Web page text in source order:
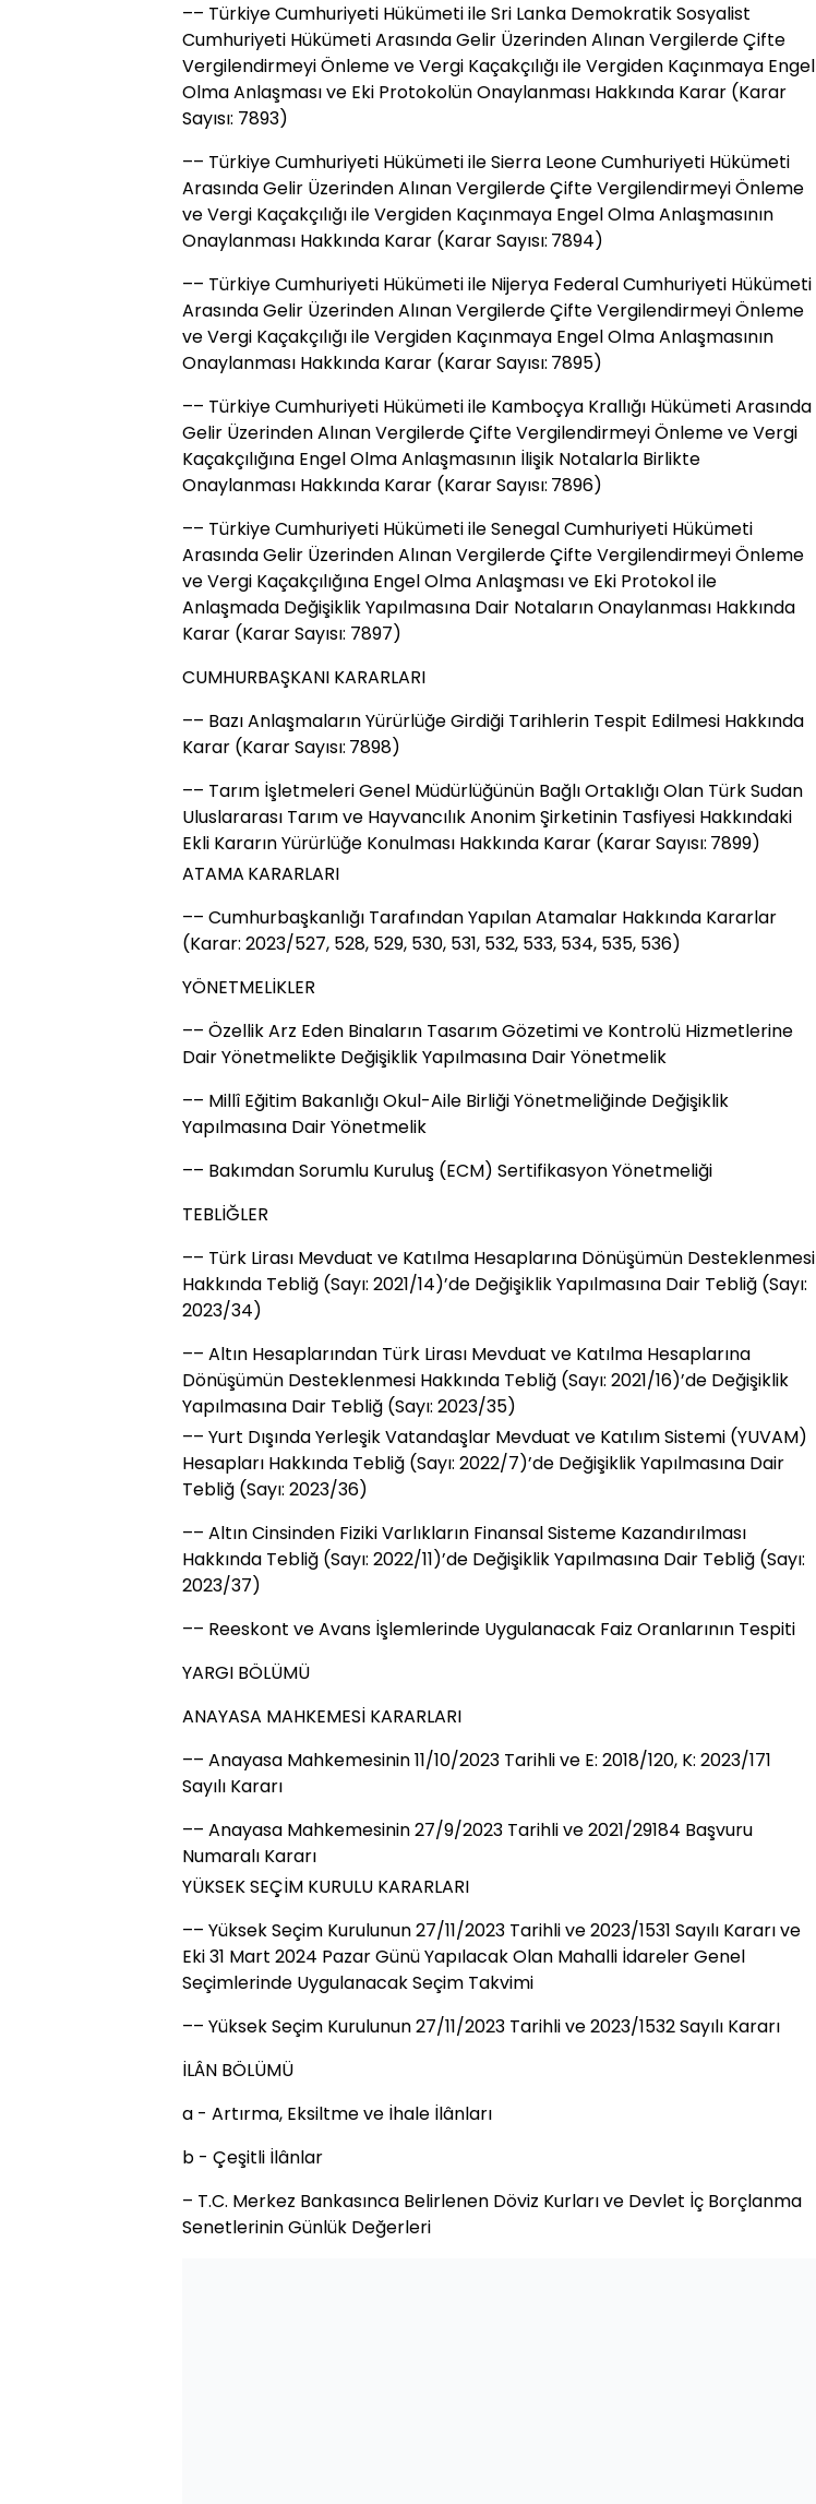
–– Türkiye Cumhuriyeti Hükümeti ile Sri Lanka Demokratik Sosyalist
Cumhuriyeti Hükümeti Arasında Gelir Üzerinden Alınan Vergilerde Çifte
Vergilendirmeyi Önleme ve Vergi Kaçakçılığı ile Vergiden Kaçınmaya Engel
Olma Anlaşması ve Eki Protokolün Onaylanması Hakkında Karar (Karar
Sayısı: 7893)
–– Türkiye Cumhuriyeti Hükümeti ile Sierra Leone Cumhuriyeti Hükümeti
Arasında Gelir Üzerinden Alınan Vergilerde Çifte Vergilendirmeyi Önleme
ve Vergi Kaçakçılığı ile Vergiden Kaçınmaya Engel Olma Anlaşmasının
Onaylanması Hakkında Karar (Karar Sayısı: 7894)
–– Türkiye Cumhuriyeti Hükümeti ile Nijerya Federal Cumhuriyeti Hükümeti
Arasında Gelir Üzerinden Alınan Vergilerde Çifte Vergilendirmeyi Önleme
ve Vergi Kaçakçılığı ile Vergiden Kaçınmaya Engel Olma Anlaşmasının
Onaylanması Hakkında Karar (Karar Sayısı: 7895)
–– Türkiye Cumhuriyeti Hükümeti ile Kamboçya Krallığı Hükümeti Arasında
Gelir Üzerinden Alınan Vergilerde Çifte Vergilendirmeyi Önleme ve Vergi
Kaçakçılığına Engel Olma Anlaşmasının İlişik Notalarla Birlikte
Onaylanması Hakkında Karar (Karar Sayısı: 7896)
–– Türkiye Cumhuriyeti Hükümeti ile Senegal Cumhuriyeti Hükümeti
Arasında Gelir Üzerinden Alınan Vergilerde Çifte Vergilendirmeyi Önleme
ve Vergi Kaçakçılığına Engel Olma Anlaşması ve Eki Protokol ile
Anlaşmada Değişiklik Yapılmasına Dair Notaların Onaylanması Hakkında
Karar (Karar Sayısı: 7897)
CUMHURBAŞKANI KARARLARI
–– Bazı Anlaşmaların Yürürlüğe Girdiği Tarihlerin Tespit Edilmesi Hakkında
Karar (Karar Sayısı: 7898)
–– Tarım İşletmeleri Genel Müdürlüğünün Bağlı Ortaklığı Olan Türk Sudan
Uluslararası Tarım ve Hayvancılık Anonim Şirketinin Tasfiyesi Hakkındaki
Ekli Kararın Yürürlüğe Konulması Hakkında Karar (Karar Sayısı: 7899)
ATAMA KARARLARI
–– Cumhurbaşkanlığı Tarafından Yapılan Atamalar Hakkında Kararlar
(Karar: 2023/527, 528, 529, 530, 531, 532, 533, 534, 535, 536)
YÖNETMELİKLER
–– Özellik Arz Eden Binaların Tasarım Gözetimi ve Kontrolü Hizmetlerine
Dair Yönetmelikte Değişiklik Yapılmasına Dair Yönetmelik
–– Millî Eğitim Bakanlığı Okul-Aile Birliği Yönetmeliğinde Değişiklik
Yapılmasına Dair Yönetmelik
–– Bakımdan Sorumlu Kuruluş (ECM) Sertifikasyon Yönetmeliği
TEBLİĞLER
–– Türk Lirası Mevduat ve Katılma Hesaplarına Dönüşümün Desteklenmesi
Hakkında Tebliğ (Sayı: 2021/14)’de Değişiklik Yapılmasına Dair Tebliğ (Sayı:
2023/34)
–– Altın Hesaplarından Türk Lirası Mevduat ve Katılma Hesaplarına
Dönüşümün Desteklenmesi Hakkında Tebliğ (Sayı: 2021/16)’de Değişiklik
Yapılmasına Dair Tebliğ (Sayı: 2023/35)
–– Yurt Dışında Yerleşik Vatandaşlar Mevduat ve Katılım Sistemi (YUVAM)
Hesapları Hakkında Tebliğ (Sayı: 2022/7)’de Değişiklik Yapılmasına Dair
Tebliğ (Sayı: 2023/36)
–– Altın Cinsinden Fiziki Varlıkların Finansal Sisteme Kazandırılması
Hakkında Tebliğ (Sayı: 2022/11)’de Değişiklik Yapılmasına Dair Tebliğ (Sayı:
2023/37)
–– Reeskont ve Avans İşlemlerinde Uygulanacak Faiz Oranlarının Tespiti
YARGI BÖLÜMÜ
ANAYASA MAHKEMESİ KARARLARI
–– Anayasa Mahkemesinin 11/10/2023 Tarihli ve E: 2018/120, K: 2023/171
Sayılı Kararı
–– Anayasa Mahkemesinin 27/9/2023 Tarihli ve 2021/29184 Başvuru
Numaralı Kararı
YÜKSEK SEÇİM KURULU KARARLARI
–– Yüksek Seçim Kurulunun 27/11/2023 Tarihli ve 2023/1531 Sayılı Kararı ve
Eki 31 Mart 2024 Pazar Günü Yapılacak Olan Mahalli İdareler Genel
Seçimlerinde Uygulanacak Seçim Takvimi
–– Yüksek Seçim Kurulunun 27/11/2023 Tarihli ve 2023/1532 Sayılı Kararı
İLÂN BÖLÜMÜ
a - Artırma, Eksiltme ve İhale İlânları
b - Çeşitli İlânlar
– T.C. Merkez Bankasınca Belirlenen Döviz Kurları ve Devlet İç Borçlanma
Senetlerinin Günlük Değerleri